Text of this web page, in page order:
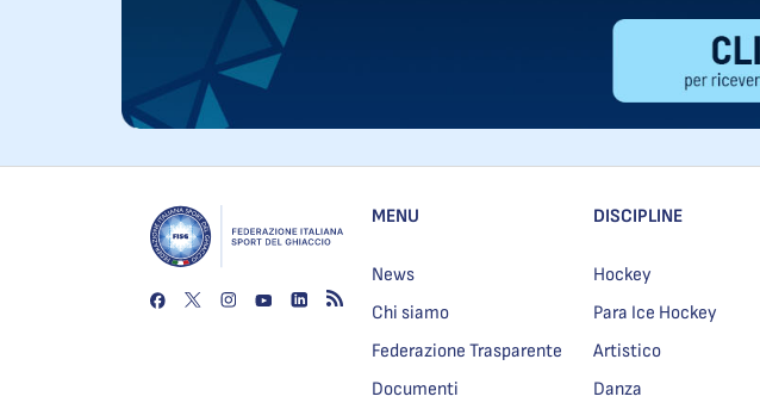
MENU
News
Chi siamo
Federazione Trasparente
Documenti
DISCIPLINE
Hockey
Para Ice Hockey
Artistico
Danza